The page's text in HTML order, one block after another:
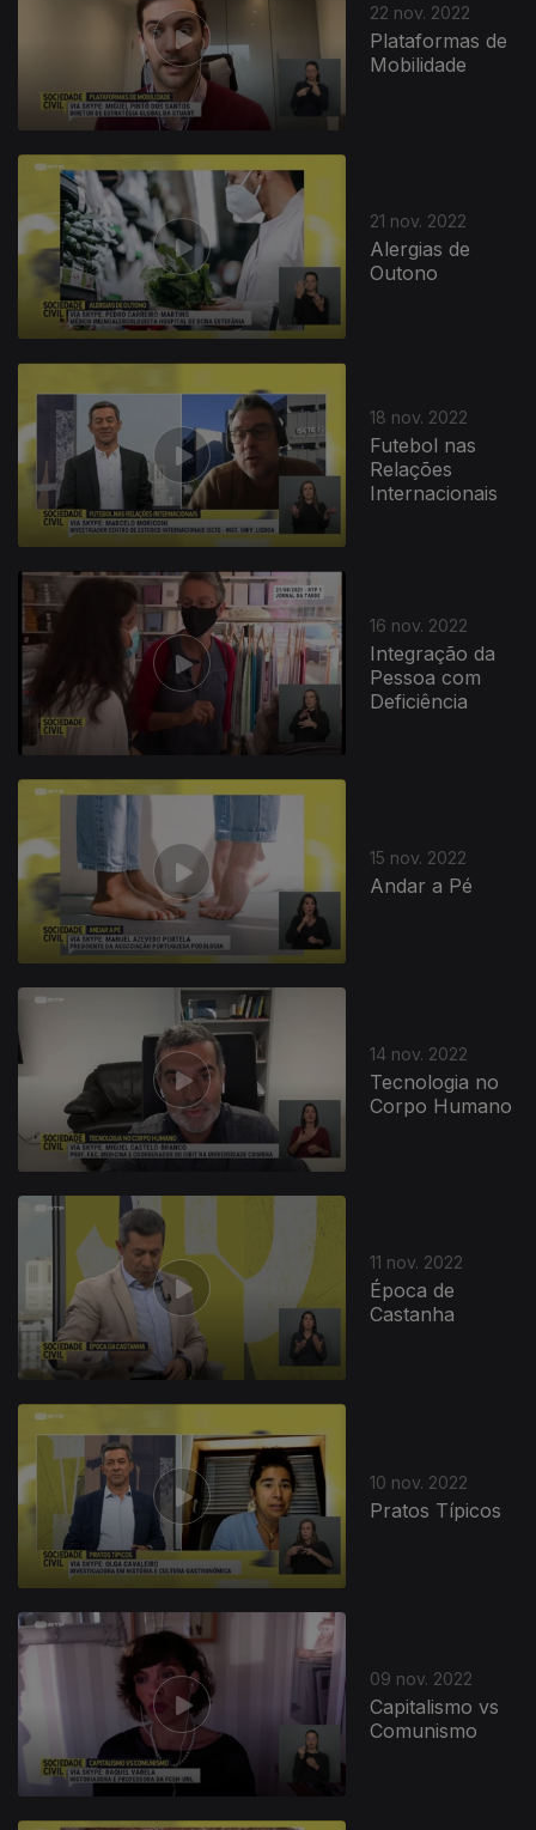
22 nov. 2022
Plataformas de
Mobilidade
21 nov. 2022
Alergias de
Outono
18 nov. 2022
Futebol nas
Relações
Internacionais
16 nov. 2022
Integração da
Pessoa com
Deficiência
15 nov. 2022
Andar a Pé
14 nov. 2022
Tecnologia no
Corpo Humano
652983
11 nov. 2022
Época de
Castanha
10 nov. 2022
Pratos Típicos
09 nov. 2022
Capitalismo vs
Comunismo